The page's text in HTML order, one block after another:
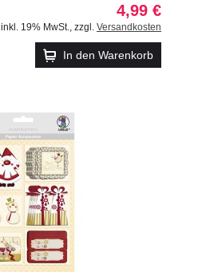
4,99 €
inkl. 19% MwSt. zzgl. Versandkosten
In den Warenkorb